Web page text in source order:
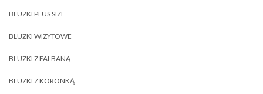
BLUZKI PLUS SIZE
BLUZKI WIZYTOWE
BLUZKI Z FALBANĄ
BLUZKI Z KORONKĄ